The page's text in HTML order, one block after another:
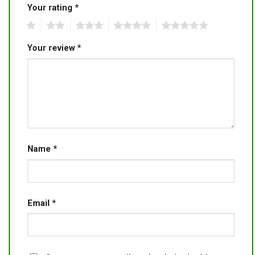
Your rating *
Your review *
Name *
Email *